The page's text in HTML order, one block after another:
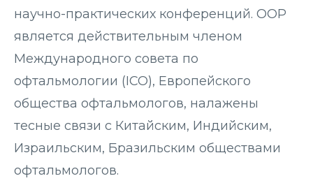
научно-практических конференций. ООР
является действительным членом
Международного совета по
офтальмологии (ICO), Европейского
общества офтальмологов, налажены
тесные связи с Китайским, Индийским,
Израильским, Бразильским обществами
офтальмологов.